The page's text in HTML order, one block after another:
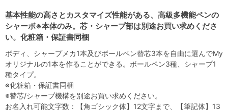
基本性能の高さとカスタマイズ性能がある、高級多機能ペンの
シャーボ※本体のみ。芯・シャープ部は別途お買い求めくださ
い。化粧箱・保証書同梱
ボディ、シャープメカ1本及びボールペン替芯3本を自由に選んでMy
オリジナルの1本を作ることができる。ボールペン3種、シャープ1
種タイプ。
※化粧箱・保証書同梱
※替芯/シャープ機構を別途お買い求めください。
お名入れ可能文字数：【角ゴシック体】12文字まで、【筆記体】13